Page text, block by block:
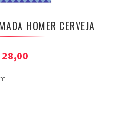
HOMER CERVEJA
28,00